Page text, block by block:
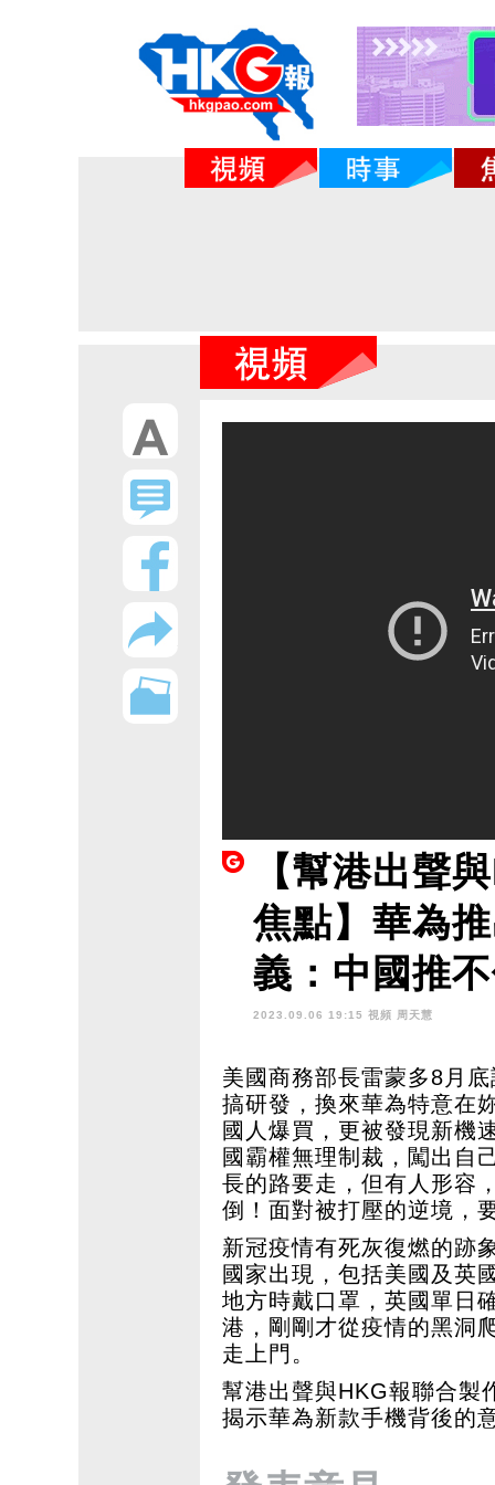
【幫港出聲
焦點】華為
義：中國推
2023.09.06 19:15 視頻 周天慧
美國商務部長雷蒙多8月
搞研發，換來華為特意在
國人爆買，更被發現新機
國霸權無理制裁，闖出自
長的路要走，但有人形容
倒！面對被打壓的逆境，
新冠疫情有死灰復燃的跡
國家出現，包括美國及英
地方時戴口罩，英國單日
港，剛剛才從疫情的黑洞
走上門。
幫港出聲與HKG報聯合製
揭示華為新款手機背後的